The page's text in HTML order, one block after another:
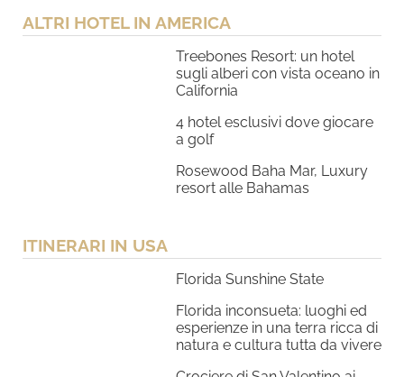
ALTRI HOTEL IN AMERICA
Treebones Resort: un hotel
sugli alberi con vista oceano in
California
4 hotel esclusivi dove giocare
a golf
Rosewood Baha Mar, Luxury
resort alle Bahamas
ITINERARI IN USA
Florida Sunshine State
Florida inconsueta: luoghi ed
esperienze in una terra ricca di
natura e cultura tutta da vivere